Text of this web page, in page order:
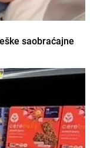
saobraćajne